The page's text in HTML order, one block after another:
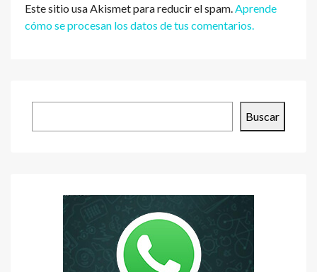
Este sitio usa Akismet para reducir el spam.Aprende
cómo se procesan los datos de tus comentarios.
Buscar